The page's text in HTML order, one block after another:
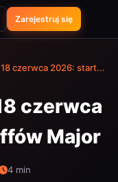
Zarejestruj się
czerwca 2026: start...
czerwca
Major
4 min